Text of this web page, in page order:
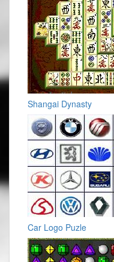
Shangai Dynasty
Car Logo Puzle